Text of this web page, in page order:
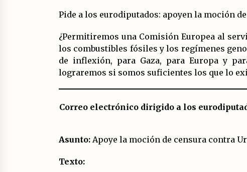
Pide a los eurodiputados: apoyen la moción
¿Permitiremos una Comisión Europea al
los combustibles fósiles y los regímenes
de inflexión, para Gaza, para Europa y
lograremos si somos suficientes los que lo
Correo electrónico dirigido a los
Asunto: Apoye la moción de censura contra
Texto: